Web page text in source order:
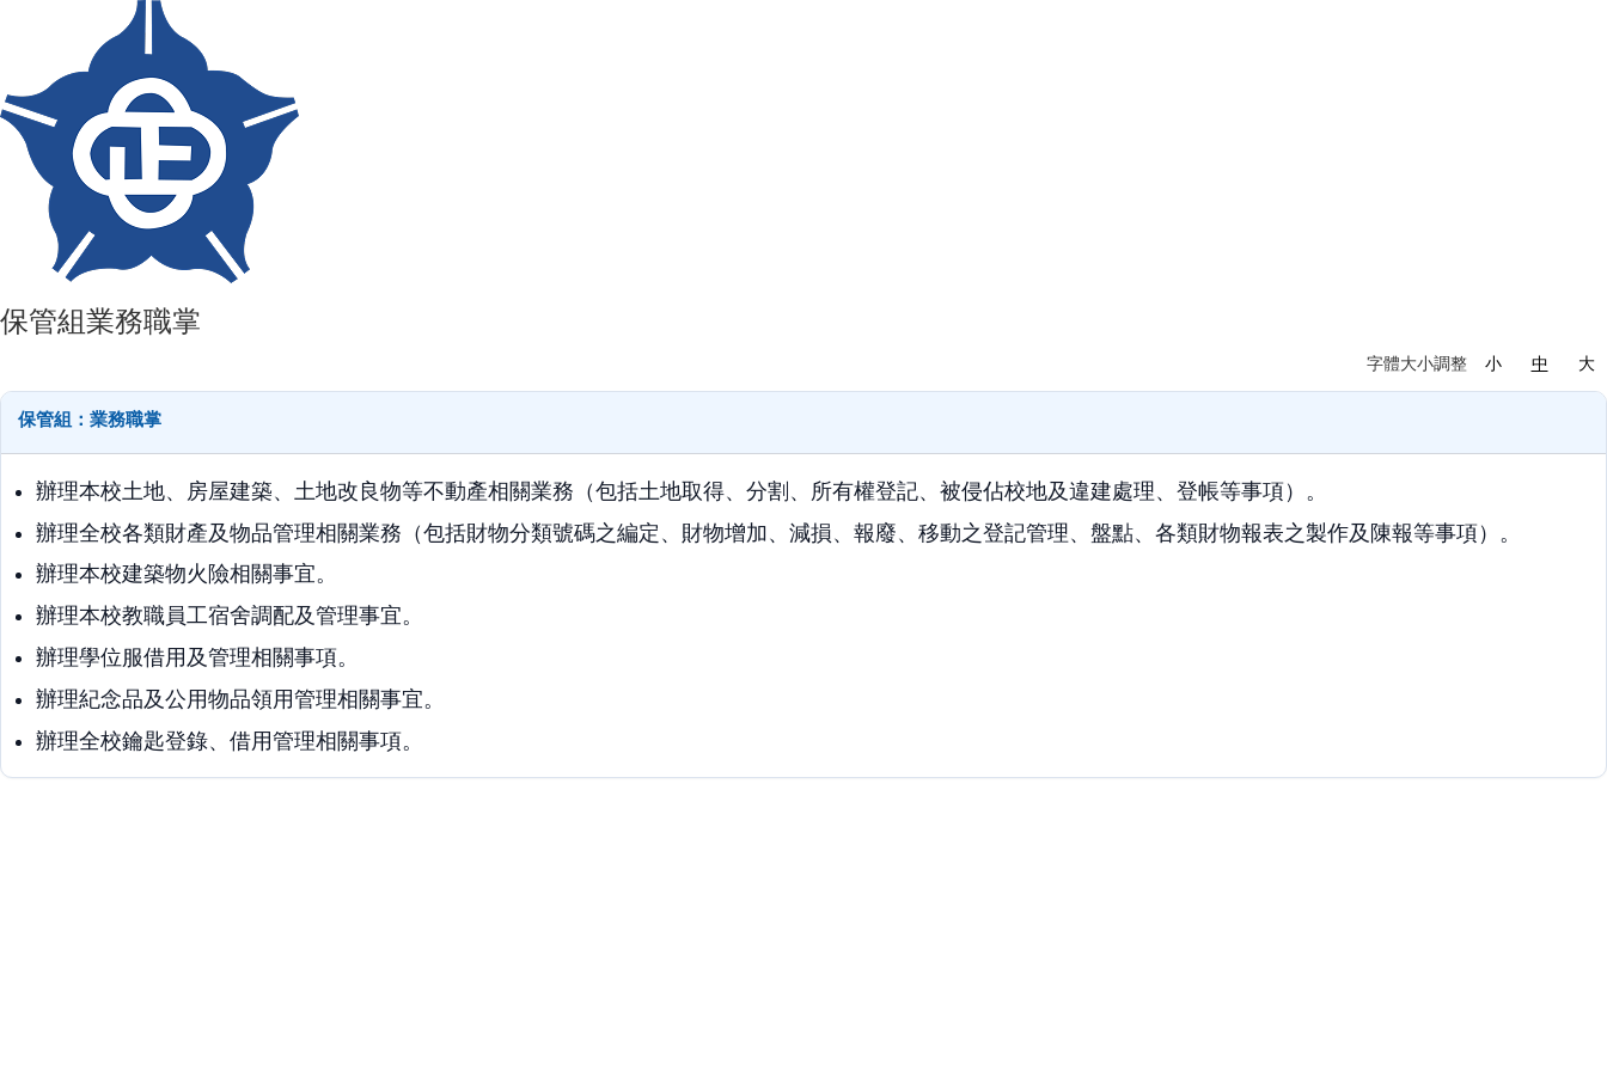
保管組業務職掌
字體大小調整 小 中 大
保管組：業務職掌
辦理本校土地、房屋建築、土地改良物等不動產相關業務（包括土地取得、分割、所有權登記、被侵佔校地及違建處理、登帳等事項）。
辦理全校各類財產及物品管理相關業務（包括財物分類號碼之編定、財物增加、減損、報廢、移動之登記管理、盤點、各類財物報表之製作及陳報等事項）。
辦理本校建築物火險相關事宜。
辦理本校教職員工宿舍調配及管理事宜。
辦理學位服借用及管理相關事項。
辦理紀念品及公用物品領用管理相關事宜。
辦理全校鑰匙登錄、借用管理相關事項。